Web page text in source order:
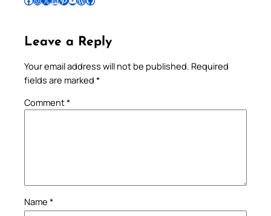
Leave a Reply
Your email address will not be published. Required
fields are marked *
Comment*
Name *